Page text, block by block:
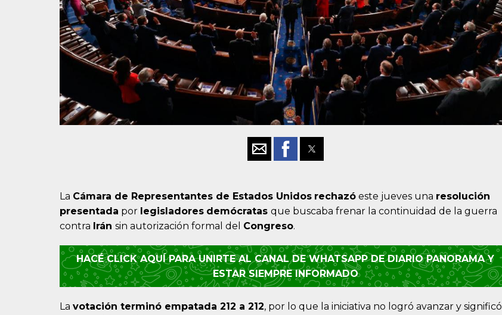
La Cámara de Representantes de Estados Unidos rechazó este jueves una resolución
presentada por legisladores demócratas que buscaba frenar la continuidad de la guerra
contra Irán sin autorización formal del Congreso.
HACÉ CLICK AQUÍ PARA UNIRTE AL CANAL DE WHATSAPP DE DIARIO PANORAMA Y
ESTAR SIEMPRE INFORMADO
La votación terminó empatada 212 a 212, por lo que la iniciativa no logró avanzar y significó